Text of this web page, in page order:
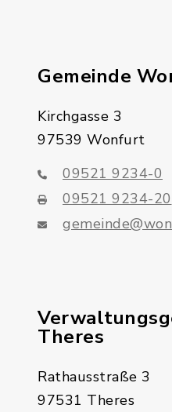
Gemeinde
Kirchgasse 3
97539 Wonfurt
09521 9234-0
09521 9234-20
Theres
Rathausstraße 3
97531 Theres